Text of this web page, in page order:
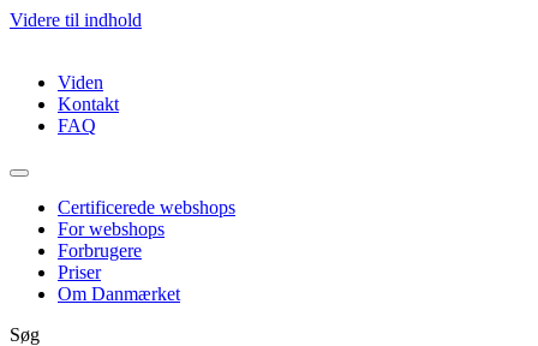
Videre til indhold
Viden
Kontakt
FAQ
Certificerede webshops
For webshops
Forbrugere
Priser
Om Danmærket
Søg